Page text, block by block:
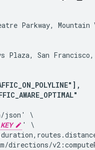
Parkway, Mountain
Plaza, San
json' \
' \
directions/